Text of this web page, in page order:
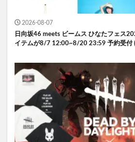
2026-08-07
日向坂46 meets ビームス ひなたフェス
イテムが8/7 12:00~8/20 23:59 予約受付